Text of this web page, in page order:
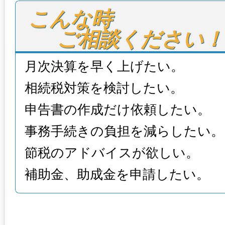
こんな時
ご相談ください！
月次決算を早く上げたい。
相続税対策を検討したい。
申告書の作成だけ依頼したい。
事務手続きの負担を減らしたい。
節税のアドバイスが欲しい。
補助金、助成金を申請したい。